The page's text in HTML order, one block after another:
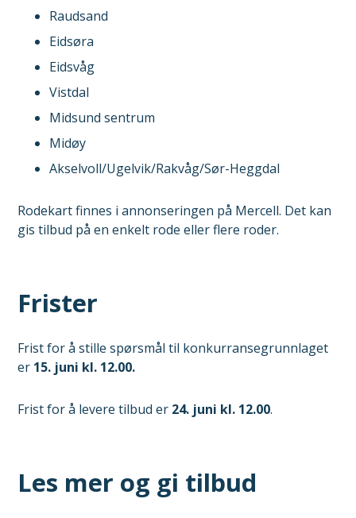
Raudsand
Eidsøra
Eidsvåg
Vistdal
Midsund sentrum
Midøy
Akselvoll/Ugelvik/Rakvåg/Sør-Heggdal
Rodekart finnes i annonseringen på Mercell. Det kan
gis tilbud på en enkelt rode eller flere roder.
Frister
Frist for å stille spørsmål til konkurransegrunnlaget
er 15. juni kl. 12.00.
Frist for å levere tilbud er 24. juni kl. 12.00.
Les mer og gi tilbud